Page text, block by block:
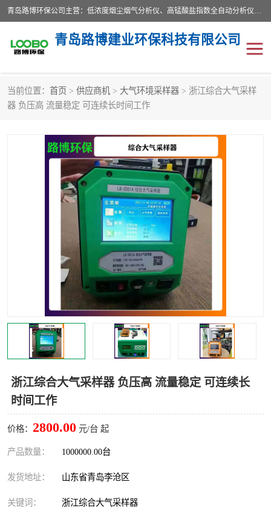
青岛路博环保公司主营：低浓度烟尘烟气分析仪、高锰酸盐指数全自动分析仪、便携式超声波明渠流量计、便携式水质采样器、恒温恒湿称重系统、手持式油烟检测仪等;是一家集环保科研、设计、生产、维护、销售和系统集成为一体的综合性高科技企业。路博人秉承"科学技术是第一生产力的重要理念，倡导环境友好型的生产、生活和消费方式。
青岛路博建业环保科技有限公司
当前位置： 首页 > 供应商机 > 大气环境采样器 > 浙江综合大气采样
器 负压高 流量稳定 可连续长时间工作
浙江综合大气采样器 负压高 流量稳定 可连续长
时间工作
价格： 2800.00 元/台 起
产品数量： 1000000.00台
发货地址： 山东省青岛李沧区
关键词： 浙江综合大气采样器
生物安全柜 气体检测仪
水质检测仪 手持式油烟检测仪
恒温恒湿称重系统 二恶英采集器
实验室仪器 LB-8110降水降尘采样器
便携式水质采样器 LB-7035油气回收
便携式超声波明渠流量计 大气环境采样器
LB-4200高锰酸盐指数仪 LB-62便携式烟气分析仪
烟尘烟气设备 大气采样器
粉尘设备
新宇宙仪器
烟尘净化器